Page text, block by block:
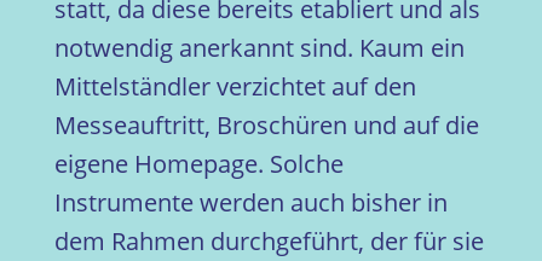
statt, da diese bereits etabliert und als
notwendig anerkannt sind. Kaum ein
Mittelständler verzichtet auf den
Messeauftritt, Broschüren und auf die
eigene Homepage. Solche
Instrumente werden auch bisher in
dem Rahmen durchgeführt, der für sie